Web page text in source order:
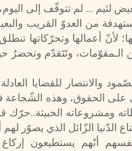
لئيم ... لم تتوقّف إلى
من العدوّ القريب
لأنّ أعمالها وتحرّكاتها
الـمقوّمات، وتَتَقدّم
والانتصار للقضايا
على الحقوق، وهذه الشّجاعة
ومشروعاته
الدّنيا الزّائل الذي
أنّهم يستطيعون إركاع